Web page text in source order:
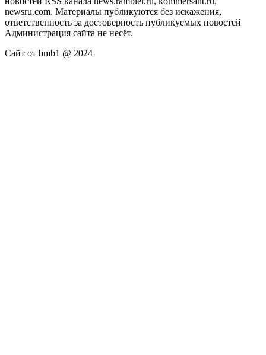
newsru.com. Материалы публикуются без искажения,
ответственность за достоверность публикуемых новостей
Администрация сайта не несёт.
Сайт от bmb1 @ 2024